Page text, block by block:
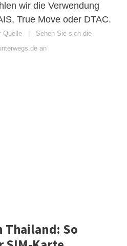
wir die Verwendung
True Move oder DTAC.
Quelle
Sehen Sie sich die
an
Thailand: So